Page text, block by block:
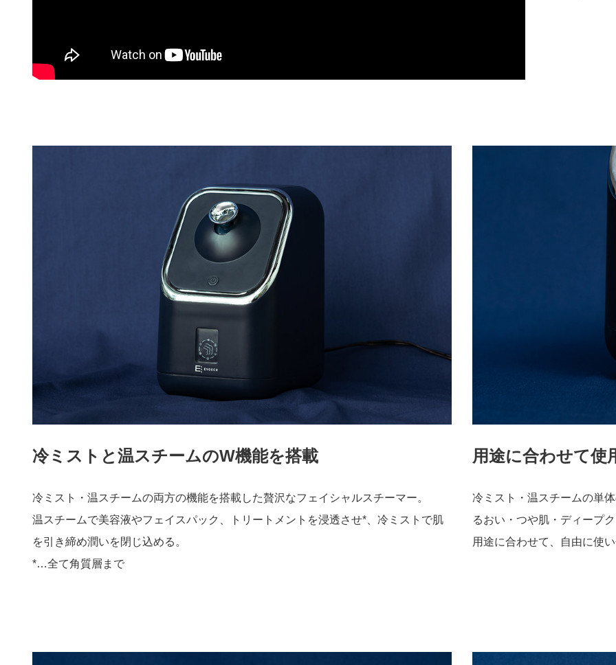
冷ミストと温スチームのW機能を搭載
冷ミスト・温スチームの両方の機能を搭載した贅沢なフェイシャルスチーマー。
温スチームで美容液やフェイスパック、トリートメントを浸透させ*、冷ミストで肌
を引き締め潤いを閉じ込める。
*…全て角質層まで
用途に合わせて使
冷ミスト・温スチームの単
るおい・つや肌・ディープ
用途に合わせて、自由に使い